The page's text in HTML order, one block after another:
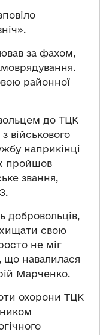
за фахом,
районної
до ТЦК
військового
наприкінці
пройшов
звання,
добровольців,
свою
не міг
що навалилася
Марченко.
охорони ТЦК